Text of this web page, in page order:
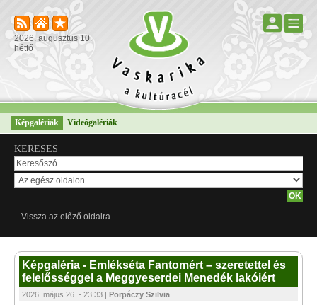
2026. augusztus 10.
hétfő
Képgalériák Videógalériák
KERESÉS
Vissza az előző oldalra
Képgaléria - Emlékséta Fantomért – szeretettel és
felelősséggel a Meggyeserdei Menedék lakóiért
2026. május 26. - 23:33 | Porpáczy Szilvia